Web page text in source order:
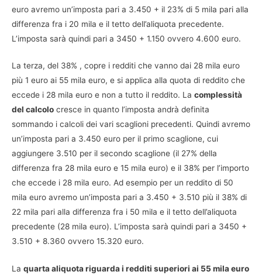
euro avremo un’imposta pari a 3.450 + il 23% di 5 mila pari alla
differenza fra i 20 mila e il tetto dell’aliquota precedente.
L’imposta sarà quindi pari a 3450 + 1.150 ovvero 4.600 euro.
La terza, del 38% , copre i redditi che vanno dai 28 mila euro
più 1 euro ai 55 mila euro, e si applica alla quota di reddito che
eccede i 28 mila euro e non a tutto il reddito. La complessità
del calcolo cresce in quanto l’imposta andrà definita
sommando i calcoli dei vari scaglioni precedenti. Quindi avremo
un’imposta pari a 3.450 euro per il primo scaglione, cui
aggiungere 3.510 per il secondo scaglione (il 27% della
differenza fra 28 mila euro e 15 mila euro) e il 38% per l’importo
che eccede i 28 mila euro. Ad esempio per un reddito di 50
mila euro avremo un’imposta pari a 3.450 + 3.510 più il 38% di
22 mila pari alla differenza fra i 50 mila e il tetto dell’aliquota
precedente (28 mila euro). L’imposta sarà quindi pari a 3450 +
3.510 + 8.360 ovvero 15.320 euro.
La quarta aliquota riguarda i redditi superiori ai 55 mila euro